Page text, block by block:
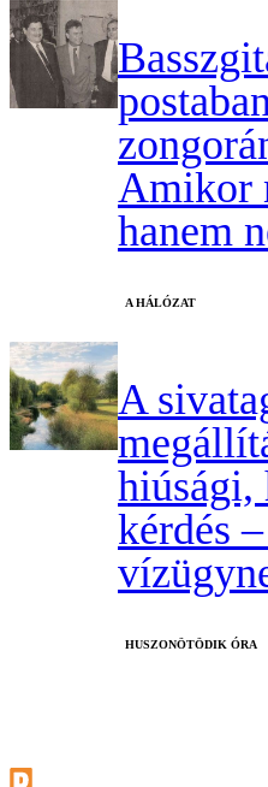
Amikor
hanem
A HÁLÓZAT
A
hiúsági,
kérdés
HUSZONÖTÖDIK ÓRA